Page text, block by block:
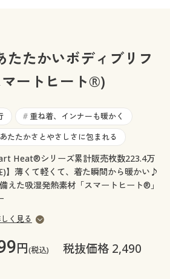
合わせ
合わせ
たたかいボディブリフ
ートヒート®)
# 重ね着、インナーも暖かく
あたたかさとやさしさに包まれる
Heat®シリーズ累計販売枚数223.4万
】薄くて軽くて、着た瞬間から暖かい♪
えた吸湿発熱素材「スマートヒート®」
く見る
円(税込)
税抜価格 2,490